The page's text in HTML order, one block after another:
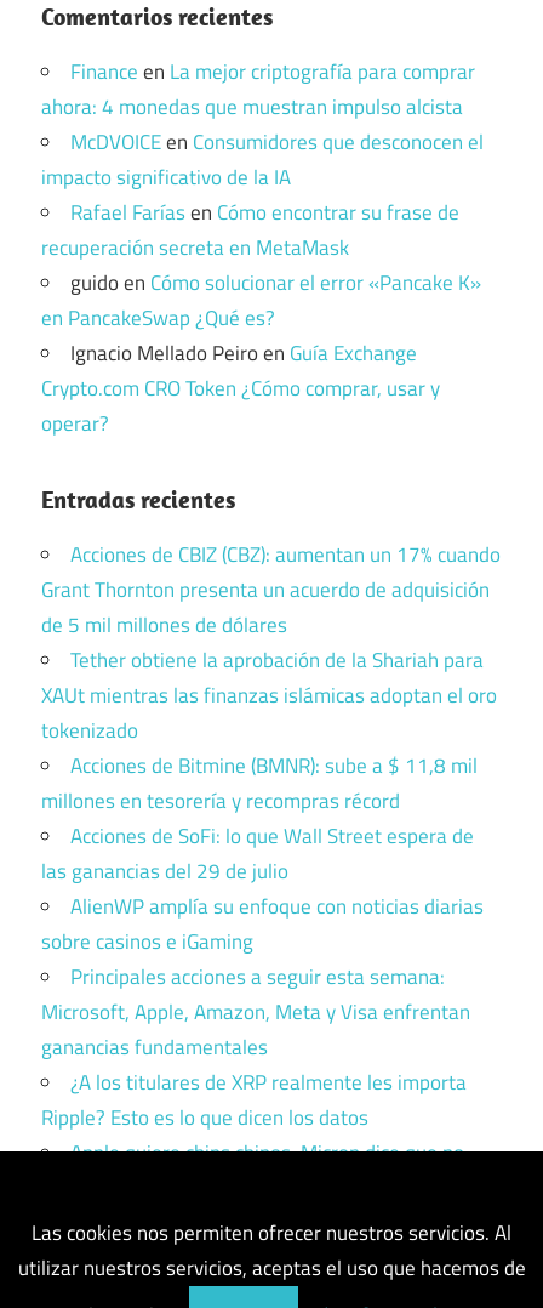
Comentarios recientes
Financeen La mejor criptografía para comprar
ahora: 4 monedas que muestran impulso alcista
McDVOICEen Consumidores que desconocen el
impacto significativo de la IA
Rafael Faríasen Cómo encontrar su frase de
recuperación secreta en MetaMask
guidoen Cómo solucionar el error «Pancake K»
en PancakeSwap ¿Qué es?
Ignacio Mellado Peiroen Guía Exchange
Crypto.com CRO Token ¿Cómo comprar, usar y
operar?
Entradas recientes
Acciones de CBIZ (CBZ): aumentan un 17% cuando
Grant Thornton presenta un acuerdo de adquisición
de 5 mil millones de dólares
Tether obtiene la aprobación de la Shariah para
XAUt mientras las finanzas islámicas adoptan el oro
tokenizado
Acciones de Bitmine (BMNR): sube a $ 11,8 mil
millones en tesorería y recompras récord
Acciones de SoFi: lo que Wall Street espera de
las ganancias del 29 de julio
AlienWP amplía su enfoque con noticias diarias
sobre casinos e iGaming
Principales acciones a seguir esta semana:
Microsoft, Apple, Amazon, Meta y Visa enfrentan
ganancias fundamentales
¿A los titulares de XRP realmente les importa
Ripple? Esto es lo que dicen los datos
Apple quiere chips chinos. Micron dice que no.
Las cookies nos permiten ofrecer nuestros servicios. Al
utilizar nuestros servicios, aceptas el uso que hacemos de